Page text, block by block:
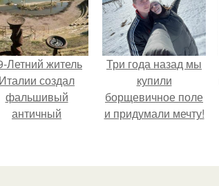
Летний житель
Италии создал
фальшивый
античный
выдавал
Три года назад мы
купили
борщевичное поле
и придумали мечту!